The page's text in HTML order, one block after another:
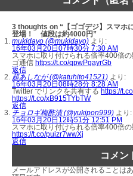
3 thoughts on “【ゴゴデジ】スマホ
登場！ 値段は約4000円”
mukidayo (@mukidayo) より:
16年03月20日07時30分 7:30 AM
スマホに取り付けられる倍率400倍
ゴ通信 https://t.co/qpwPgayrGb
返信
超あしなが (@katuhito41521) より:
16年03月20日08時28分 8:28 AM
Twitter でリンクを共有する https://
https://t.co/xB915TYbTW
返信
チョロギ梅酢漬 (@yukipon999) より:
16年03月20日12時51分 12:51 PM
スマホに取り付けられる倍率400倍
https://t.co/puizr7wwXj
返信
コメン
メールアドレスが公開されることはあ